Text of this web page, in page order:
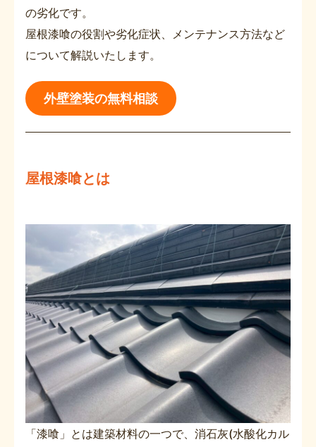
の劣化です。
屋根漆喰の役割や劣化症状、メンテナンス方法など
について解説いたします。
外壁塗装の無料相談
屋根漆喰とは
「漆喰」とは建築材料の一つで、消石灰(水酸化カル